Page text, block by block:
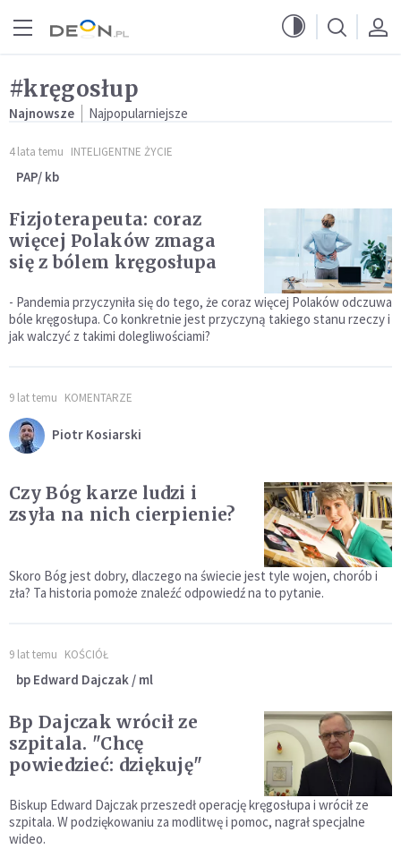
#kręgosłup
Najnowsze Najpopularniejsze
4 lata temu INTELIGENTNE ŻYCIE
PAP/ kb
Fizjoterapeuta: coraz
więcej Polaków zmaga
się z bólem kręgosłupa
- Pandemia przyczyniła się do tego, że coraz więcej Polaków odczuwa
bóle kręgosłupa. Co konkretnie jest przyczyną takiego stanu rzeczy i
jak walczyć z takimi dolegliwościami?
9 lat temu KOMENTARZE
Piotr Kosiarski
Czy Bóg karze ludzi i
zsyła na nich cierpienie?
Skoro Bóg jest dobry, dlaczego na świecie jest tyle wojen, chorób i
zła? Ta historia pomoże znaleźć odpowiedź na to pytanie.
9 lat temu KOŚCIÓŁ
bp Edward Dajczak / ml
Bp Dajczak wrócił ze
szpitala. "Chcę
powiedzieć: dziękuję"
Biskup Edward Dajczak przeszedł operację kręgosłupa i wrócił ze
szpitala. W podziękowaniu za modlitwę i pomoc, nagrał specjalne
wideo.